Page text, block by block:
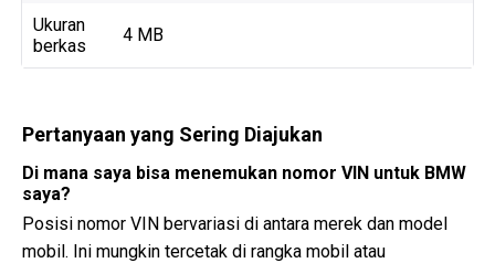
Ukuran
berkas
4 MB
Pertanyaan yang Sering Diajukan
Di mana saya bisa menemukan nomor VIN untuk BMW
saya?
Posisi nomor VIN bervariasi di antara merek dan model
mobil. Ini mungkin tercetak di rangka mobil atau